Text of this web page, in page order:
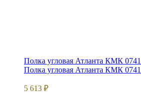
Полка угловая Атланта КМК
Полка угловая Атланта КМК
5 613 ₽